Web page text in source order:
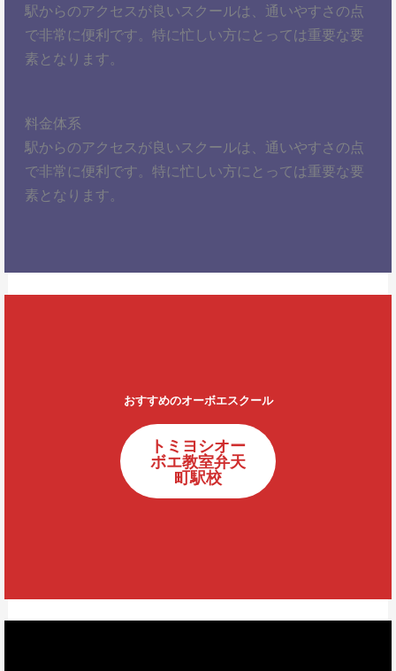
駅からのアクセスが良いスクールは、通いやすさの点
で非常に便利です。特に忙しい方にとっては重要な要
素となります。
料金体系
駅からのアクセスが良いスクールは、通いやすさの点
で非常に便利です。特に忙しい方にとっては重要な要
素となります。
おすすめのオーボエスクール
トミヨシオー
ボエ教室弁天
町駅校